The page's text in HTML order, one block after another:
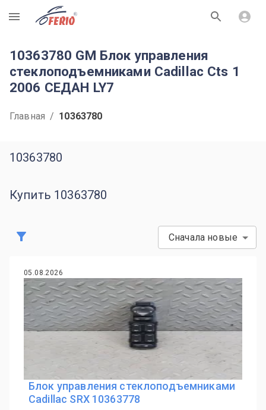
R
10363780 GM Блок управления
стеклоподъемниками Cadillac Cts 1
2006 СЕДАН LY7
Главная / 10363780
10363780
Купить 10363780
Сначала новые
05.08.2026
Блок управления стеклоподъемниками
Cadillac SRX 10363778